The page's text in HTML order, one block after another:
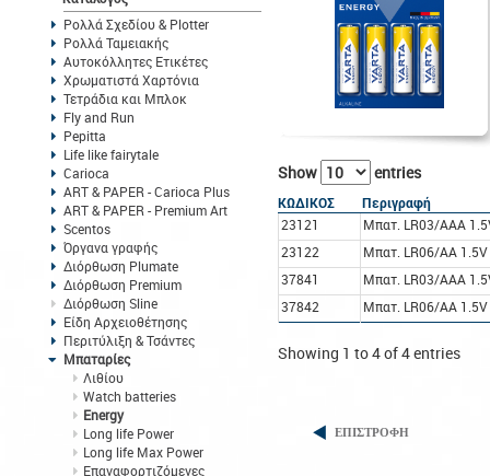
Ρολλά Σχεδίου & Plotter
Ρολλά Ταμειακής
Αυτοκόλλητες Ετικέτες
Χρωματιστά Χαρτόνια
Τετράδια και Μπλοκ
Fly and Run
Pepitta
Life like fairytale
Carioca
ART & PAPER - Carioca Plus
ART & PAPER - Premium Art
Scentos
Όργανα γραφής
Διόρθωση Plumate
Διόρθωση Premium
Διόρθωση Sline
Είδη Αρχειοθέτησης
Περιτύλιξη & Τσάντες
Μπαταρίες
Λιθίου
Watch batteries
Energy
Long life Power
Long life Max Power
Eπαναφορτιζόμενες
Show entries
ΚΩΔΙΚΟΣ
Περιγραφή
23121
Μπατ. LR03/AAA
23122
Μπατ. LR06/AA
37841
Μπατ. LR03/AAA
37842
Μπατ. LR06/AA
Showing 1 to 4 of 4 entries
ΕΠΙΣΤΡΟΦΗ